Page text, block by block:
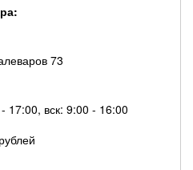
73
17:00, вск: 9:00 - 16:00